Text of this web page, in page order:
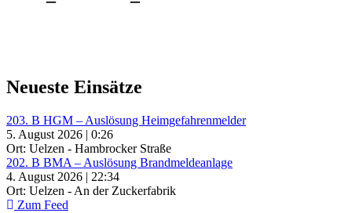
Neueste Einsätze
203. B HGM – Auslösung Heimgefahrenmelder
5. August 2026 | 0:26
Ort: Uelzen - Hambrocker Straße
202. B BMA – Auslösung Brandmeldeanlage
4. August 2026 | 22:34
Ort: Uelzen - An der Zuckerfabrik
Zum Feed